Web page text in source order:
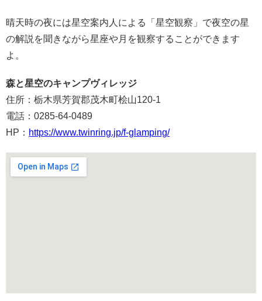
晴天時の夜には星空案内人による「星空観察」で夜空の星
の解説を聞きながら星座や月を観察することができます
よ。
森と星空のキャンプヴィレッジ
住所：栃木県芳賀郡茂木町桧山120-1
電話：0285-64-0489
HP： https://www.twinring.jp/f-glamping/